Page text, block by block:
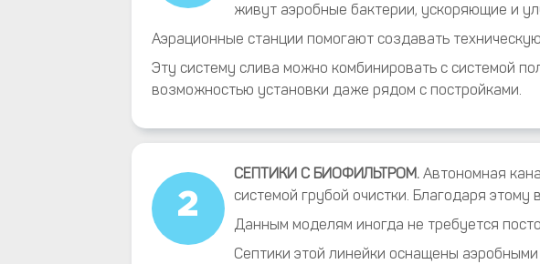
живут аэробные бактерии, ускоряющие и
Аэрационные станции помогают создавать
Эту систему слива можно комбинировать с системой
возможностью установки даже рядом с постройками.
2
СЕПТИКИ С БИОФИЛЬТРОМ.Автономная
системой грубой очистки. Благодаря
Данным моделям иногда не требуется
Септики этой линейки оснащены